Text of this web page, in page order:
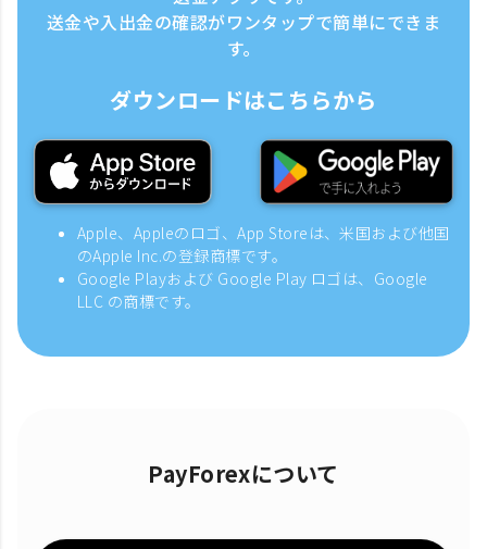
送金や入出金の確認がワンタップで簡単にできま
す。
ダウンロードはこちらから
Apple、Appleのロゴ、App Storeは、米国および他国
のApple Inc.の登録商標です。
Google Playおよび Google Play ロゴは、Google
LLC の商標です。
PayForexについて